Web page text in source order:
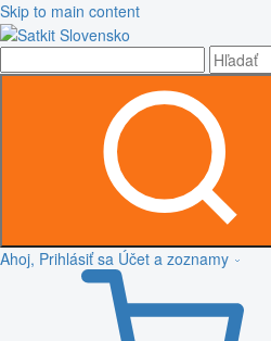
Skip to main content
Ahoj, Prihlásiť sa Účet a zoznamy